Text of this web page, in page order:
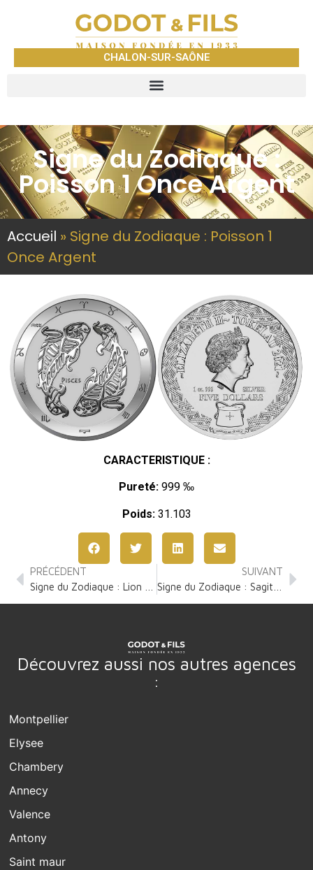
CHALON-SUR-SAÔNE
Signe du Zodiaque :
Poisson 1 Once Argent
Accueil » Signe du Zodiaque : Poisson 1
Once Argent
CARACTERISTIQUE :
Pureté: 999 ‰
Poids:31.103
PRÉCÉDENT
SUIVANT
Découvrez aussi nos autres agences
:
Montpellier
Elysee
Chambery
Annecy
Valence
Antony
Saint maur